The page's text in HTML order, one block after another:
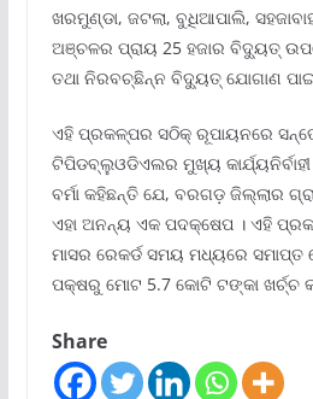
ଖରମୁଣ୍ଡା, ଜଟଲା, ବୁଧିଆପାଲି,
ଅଞ୍ଚଳର ପ୍ରାୟ 25 ହଜାର ବିଦ୍ୟୁତ୍
ତଥା ନିରବଚ୍ଛିନ୍ନ ବିଦ୍ୟୁତ୍ ଯୋଗାଣ
ଏହି ପ୍ରକଳ୍ପର ସଠିକ୍ ରୂପାୟନରେ
ଟିପିଡବ୍ଲୁଓଡିଏଲର ମୁଖ୍ୟ
ବର୍ମା କହିଛନ୍ତି ଯେ, ବରଗଡ଼ ଜିଲ୍ଲାର
ଏହା ଅନନ୍ୟ ଏକ ପଦକ୍ଷେପ । ଏହି
ମାସର ରେକର୍ଡ ସମୟ ମଧ୍ୟରେ ସମାପ୍ତ
ପକ୍ଷରୁ ମୋଟ 5.7 କୋଟି ଟଙ୍କା ଖର୍ଚ୍ଚ
Share